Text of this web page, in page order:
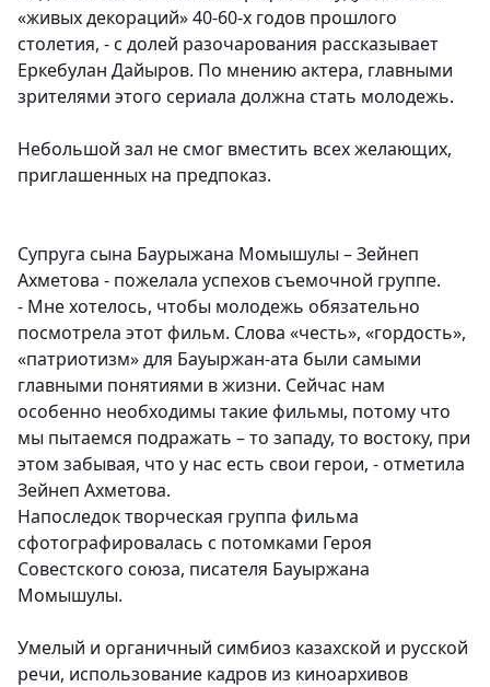
«живых декораций» 40-60-х годов прошлого
столетия, - с долей разочарования рассказывает
Еркебулан Дайыров. По мнению актера, главными
зрителями этого сериала должна стать молодежь.
Небольшой зал не смог вместить всех желающих,
приглашенных на предпоказ.
Супруга сына Баурыжана Момышулы – Зейнеп
Ахметова - пожелала успехов съемочной группе.
- Мне хотелось, чтобы молодежь обязательно
посмотрела этот фильм. Слова «честь», «гордость»,
«патриотизм» для Бауыржан-ата были самыми
главными понятиями в жизни. Сейчас нам
особенно необходимы такие фильмы, потому что
мы пытаемся подражать – то западу, то востоку, при
этом забывая, что у нас есть свои герои, - отметила
Зейнеп Ахметова.
Напоследок творческая группа фильма
сфотографировалась с потомками Героя
Совестского союза, писателя Бауыржана
Момышулы.
Умелый и органичный симбиоз казахской и русской
речи, использование кадров из киноархивов